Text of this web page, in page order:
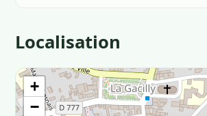
Localisation
+
−